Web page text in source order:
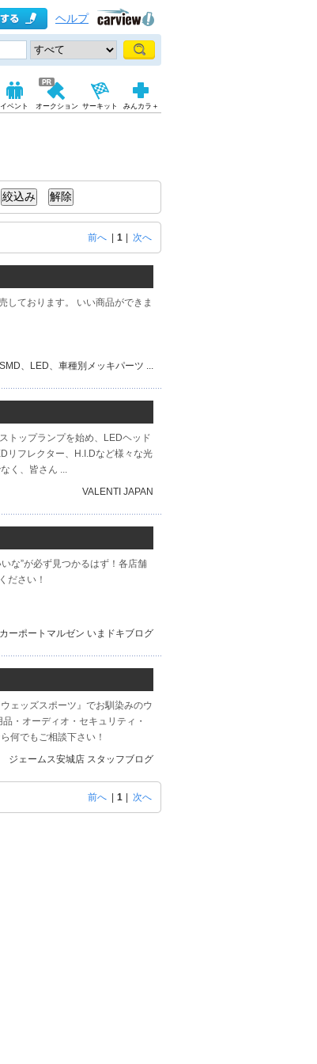
ヘルプ
イベント オークション サーキット みんカラ＋
前へ 1 次へ
しております。 いい商品ができま
、LED、車種別メッキパーツ ...
トップランプを始め、LEDヘッド
リフレクター、H.I.Dなど様々な光
く、皆さん ...
VALENTI JAPAN
な”が必ず見つかるはず！各店舗
ださい！
カーポートマルゼン いまドキブログ
ェッズスポーツ』でお馴染みのウ
・オーディオ・セキュリティ・
何でもご相談下さい！
ジェームス安城店 スタッフブログ
前へ | 1 | 次へ